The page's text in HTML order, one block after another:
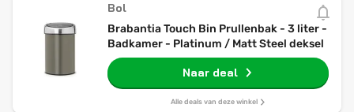
Bol
Brabantia Touch Bin Prullenbak - 3 liter -
Badkamer - Platinum / Matt Steel deksel
Naar deal
Alle deals van deze winkel